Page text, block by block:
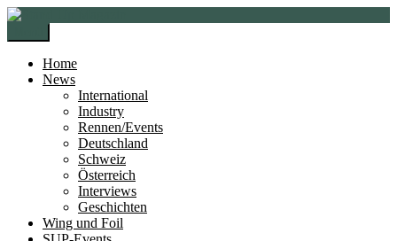
Zur
Navigation
springen
Zum
springen
Home
News
International
Industry
Rennen/Events
Deutschland
Schweiz
Österreich
Interviews
Geschichten
Wing und Foil